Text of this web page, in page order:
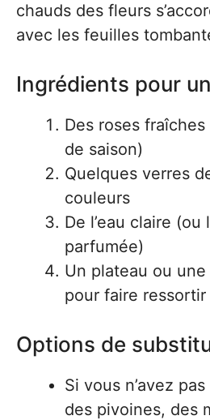
chauds des fleurs
avec les feuilles
Ingrédients pour
Des roses
de saison)
Quelques verres
couleurs
De l’eau claire
parfumée)
Un plateau ou
pour faire
Options de
Si vous n’avez
des pivoines, des